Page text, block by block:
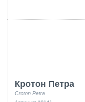
Кротон Петра
Croton Petra